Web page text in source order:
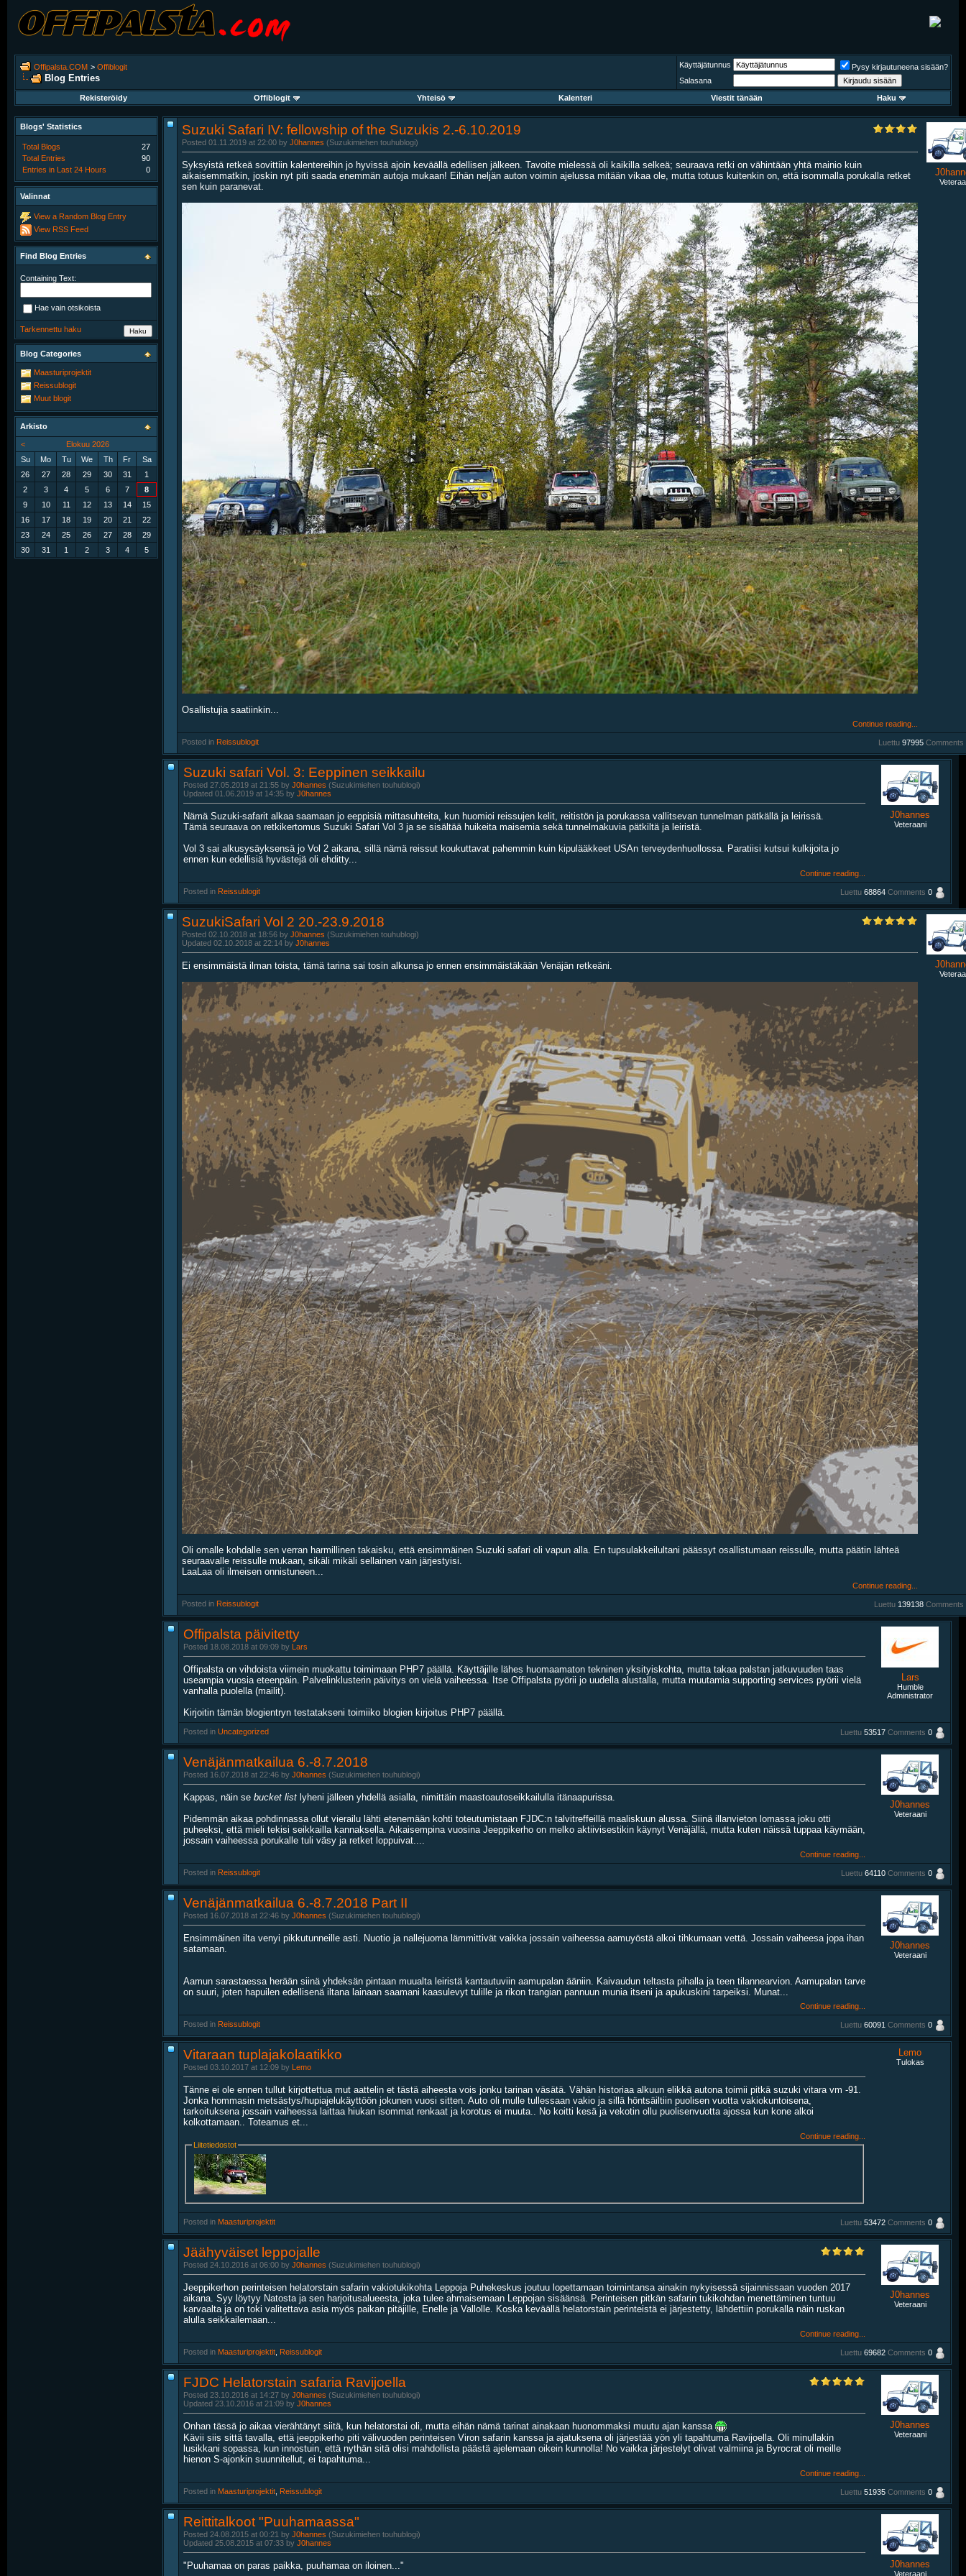
Offipalsta.COM > Offiblogit
Blog Entries
Käyttäjätunnus
Pysy kirjautuneena sisään?
Salasana
Rekisteröidy
Offiblogit Yhteisö Kalenteri Viestit tänään Haku
Suzuki Safari IV: fellowship of the Suzukis 2.-6.10.2019
Posted 01.11.2019 at 22:00 by J0hannes (Suzukimiehen touhublogi)
Syksyistä retkeä sovittiin kalentereihin jo hyvissä ajoin keväällä edellisen jälkeen. Tavoite mielessä oli kaikilla selkeä; seuraava retki on vähintään yhtä mainio kuin
aikaisemmatkin, joskin nyt piti saada enemmän autoja mukaan! Eihän neljän auton voimin ajelussa mitään vikaa ole, mutta totuus kuitenkin on, että isommalla porukalla retket
sen kuin paranevat.
Osallistujia saatiinkin...
Continue reading...
Posted in Reissublogit Luettu 97995 Comments
Suzuki safari Vol. 3: Eeppinen seikkailu
Posted 27.05.2019 at 21:55 by J0hannes (Suzukimiehen touhublogi)
Updated 01.06.2019 at 14:35 by J0hannes
Nämä Suzuki-safarit alkaa saamaan jo eeppisiä mittasuhteita, kun huomioi reissujen kelit, reitistön ja porukassa vallitsevan tunnelman pätkällä ja leirissä.
Tämä seuraava on retkikertomus Suzuki Safari Vol 3 ja se sisältää huikeita maisemia sekä tunnelmakuvia pätkiltä ja leiristä.
Vol 3 sai alkusysäyksensä jo Vol 2 aikana, sillä nämä reissut koukuttavat pahemmin kuin kipulääkkeet USAn terveydenhuollossa. Paratiisi kutsui kulkijoita jo
ennen kun edellisiä hyvästejä oli ehditty...
Continue reading...
J0hannes
Veteraani
Posted in Reissublogit Luettu 68864 Comments 0
SuzukiSafari Vol 2 20.-23.9.2018
Posted 02.10.2018 at 18:56 by J0hannes (Suzukimiehen touhublogi)
Updated 02.10.2018 at 22:14 by J0hannes
Ei ensimmäistä ilman toista, tämä tarina sai tosin alkunsa jo ennen ensimmäistäkään Venäjän retkeäni.
Oli omalle kohdalle sen verran harmillinen takaisku, että ensimmäinen Suzuki safari oli vapun alla. En tupsulakkeilultani päässyt osallistumaan reissulle, mutta päätin lähteä
seuraavalle reissulle mukaan, sikäli mikäli sellainen vain järjestyisi.
LaaLaa oli ilmeisen onnistuneen...
Continue reading...
Posted in Reissublogit Luettu 139138 Comments
Offipalsta päivitetty
Posted 18.08.2018 at 09:09 by Lars
Offipalsta on vihdoista viimein muokattu toimimaan PHP7 päällä. Käyttäjille lähes huomaamaton tekninen yksityiskohta, mutta takaa palstan jatkuvuuden taas
useampia vuosia eteenpäin. Palvelinklusterin päivitys on vielä vaiheessa. Itse Offipalsta pyörii jo uudella alustalla, mutta muutamia supporting services pyörii vielä
vanhalla puolella (mailit).
Kirjoitin tämän blogientryn testatakseni toimiiko blogien kirjoitus PHP7 päällä.
Lars
Humble
Administrator
Posted in Uncategorized Luettu 53517 Comments 0
Venäjänmatkailua 6.-8.7.2018
Posted 16.07.2018 at 22:46 by J0hannes (Suzukimiehen touhublogi)
Kappas, näin se bucket list lyheni jälleen yhdellä asialla, nimittäin maastoautoseikkailulla itänaapurissa.
Pidemmän aikaa pohdinnassa ollut vierailu lähti etenemään kohti toteutumistaan FJDC:n talvitreffeillä maaliskuun alussa. Siinä illanvieton lomassa joku otti
puheeksi, että mieli tekisi seikkailla kannaksella. Aikaisempina vuosina Jeeppikerho on melko aktiivisestikin käynyt Venäjällä, mutta kuten näissä tuppaa käymään,
jossain vaiheessa porukalle tuli väsy ja retket loppuivat....
Continue reading...
J0hannes
Veteraani
Posted in Reissublogit Luettu 64110 Comments 0
Venäjänmatkailua 6.-8.7.2018 Part II
Posted 16.07.2018 at 22:46 by J0hannes (Suzukimiehen touhublogi)
Ensimmäinen ilta venyi pikkutunneille asti. Nuotio ja nallejuoma lämmittivät vaikka jossain vaiheessa aamuyöstä alkoi tihkumaan vettä. Jossain vaiheesa jopa ihan
satamaan.
Aamun sarastaessa herään siinä yhdeksän pintaan muualta leiristä kantautuviin aamupalan ääniin. Kaivaudun teltasta pihalla ja teen tilannearvion. Aamupalan tarve
on suuri, joten hapuilen edellisenä iltana lainaan saamani kaasulevyt tulille ja rikon trangian pannuun munia itseni ja apukuskini tarpeiksi. Munat...
Continue reading...
J0hannes
Veteraani
Posted in Reissublogit Luettu 60091 Comments 0
Vitaraan tuplajakolaatikko
Posted 03.10.2017 at 12:09 by Lemo
Tänne ei ole ennen tullut kirjottettua mut aattelin et tästä aiheesta vois jonku tarinan väsätä. Vähän historiaa alkuun elikkä autona toimii pitkä suzuki vitara vm -91.
Jonka hommasin metsästys/hupiajelukäyttöön jokunen vuosi sitten. Auto oli mulle tullessaan vakio ja sillä höntsäiltiin puolisen vuotta vakiokuntoisena,
tarkoituksena jossain vaiheessa laittaa hiukan isommat renkaat ja korotus ei muuta.. No koitti kesä ja vekotin ollu puolisenvuotta ajossa kun kone alkoi
kolkottamaan.. Toteamus et...
Continue reading...
Liitetiedostot
Lemo
Tulokas
Posted in Maasturiprojektit Luettu 53472 Comments 0
Jäähyväiset leppojalle
Posted 24.10.2016 at 06:00 by J0hannes (Suzukimiehen touhublogi)
Jeeppikerhon perinteisen helatorstain safarin vakiotukikohta Leppoja Puhekeskus joutuu lopettamaan toimintansa ainakin nykyisessä sijainnissaan vuoden 2017
aikana. Syy löytyy Natosta ja sen harjoitusalueesta, joka tulee ahmaisemaan Leppojan sisäänsä. Perinteisen pitkän safarin tukikohdan menettäminen tuntuu
karvaalta ja on toki valitettava asia myös paikan pitäjille, Enelle ja Vallolle. Koska keväällä helatorstain perinteistä ei järjestetty, lähdettiin porukalla näin ruskan
alulla seikkailemaan...
Continue reading...
J0hannes
Veteraani
Posted in Maasturiprojektit Reissublogit Luettu 69682 Comments 0
FJDC Helatorstain safaria Ravijoella
Posted 23.10.2016 at 14:27 by J0hannes (Suzukimiehen touhublogi)
Updated 23.10.2016 at 21:09 by J0hannes
Onhan tässä jo aikaa vierähtänyt siitä, kun helatorstai oli, mutta eihän nämä tarinat ainakaan huonommaksi muutu ajan kanssa
Kävii siis sittä tavalla, että jeeppikerho piti välivuoden perinteisen Viron safarin kanssa ja ajatuksena oli järjestää yön yli tapahtuma Ravijoella. Oli minullakin
lusikkani sopassa, kun innostuin, että nythän sitä olisi mahdollista päästä ajelemaan oikein kunnolla! No vaikka järjestelyt olivat valmiina ja Byrocrat oli meille
hienon S-ajonkin suunnitellut, ei tapahtuma...
Continue reading...
J0hannes
Veteraani
Posted in Maasturiprojektit Reissublogit Luettu 51935 Comments 0
Reittitalkoot "Puuhamaassa"
Posted 24.08.2015 at 00:21 by J0hannes (Suzukimiehen touhublogi)
Updated 25.08.2015 at 07:33 by J0hannes
"Puuhamaa on paras paikka, puuhamaa on iloinen..." J0hannes
Veteraani
Blogs' Statistics
Total Blogs
27
Total Entries
90
Entries in Last 24 Hours
0
Valinnat
View a Random Blog Entry
View RSS Feed
Find Blog Entries
Containing Text:
Hae vain otsikoista
Tarkennettu haku
Blog Categories
Maasturiprojektit
Reissublogit
Muut blogit
Arkisto
<
Elokuu 2026
Su
Mo Tu We Th Fr
Sa
26
27 28 29 30 31
1
2
3 4 5 6 7
8
9
10 11 12 13 14
15
16
17 18 19 20 21
22
23
24 25 26 27 28
29
30
31 1 2 3 4 5